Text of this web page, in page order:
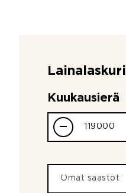
Lainalaskuri
Kuukausierä
–